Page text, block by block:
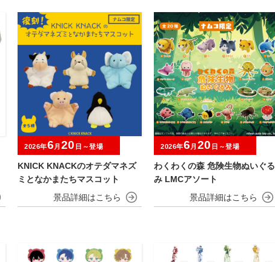
KNICK KNACKのオテダマネズ
ミとなかまたちマスコット
2026年6 月 20 日～登場
わくわくの森 危険生物ぬいぐる
み LMCアソート
2026年6 月 20 日～登場